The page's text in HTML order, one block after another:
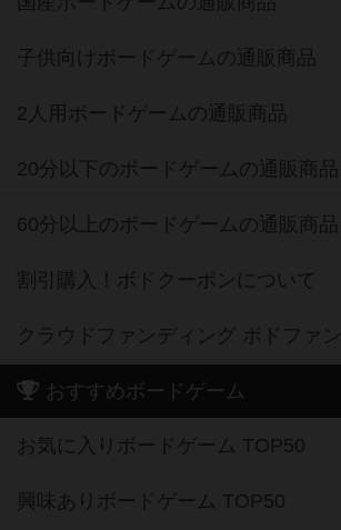
子供向けボードゲームの通販商品
2人用ボードゲームの通販商品
20分以下のボードゲームの通販商品
60分以上のボードゲームの通販商品
割引購入！ボドクーポンについて
クラウドファンディング ボドファン
おすすめボードゲーム
お気に入りボードゲーム TOP50
興味ありボードゲーム TOP50